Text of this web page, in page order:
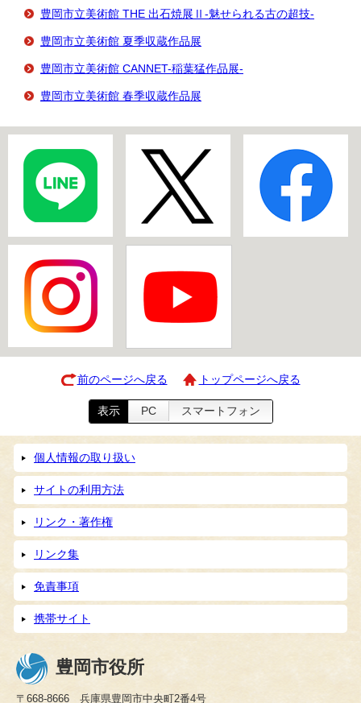
豊岡市立美術館 THE 出石焼展Ⅱ-魅せられる古の超技-
豊岡市立美術館 夏季収蔵作品展
豊岡市立美術館 CANNET-稲葉猛作品展-
豊岡市立美術館 春季収蔵作品展
前のページへ戻る トップページへ戻る
表示 PC スマートフォン
個人情報の取り扱い
サイトの利用方法
リンク・著作権
リンク集
免責事項
携帯サイト
豊岡市役所
〒668-8666 兵庫県豊岡市中央町2番4号